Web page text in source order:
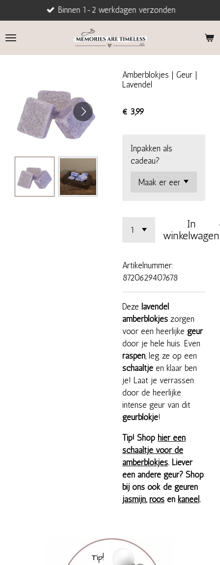
direct
naar
Binnen 1-2 werkdagen verzonden
Amberblokjes | Geur |
Lavendel
€ 3,99
Inpakken als
cadeau?
In
winkelwagen
Artikelnummer:
8720629407678
Deze lavendel
amberblokjes zorgen
voor een heerlijke geur
door je hele huis. Even
raspen, leg ze op een
schaaltje en klaar ben
je! Laat je verrassen
door de heerlijke
intense geur van dit
geurblokje!
Tip! Shop hier een
schaaltje voor de
amberblokjes. Liever
een andere geur? Shop
bij ons ook de geuren
jasmijn, roos en kaneel .